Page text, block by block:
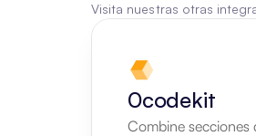
Visita nuestras otras
0codekit
Combine secciones